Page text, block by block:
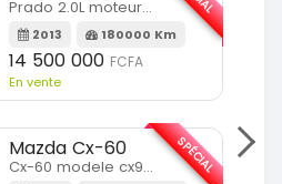
Prado 2.0L moteur d4d
2013 180000 Km
14 500 000 FCFA
En vente
Mazda Cx-60
Cx-60 modele cx9 full option SPÉCIAL